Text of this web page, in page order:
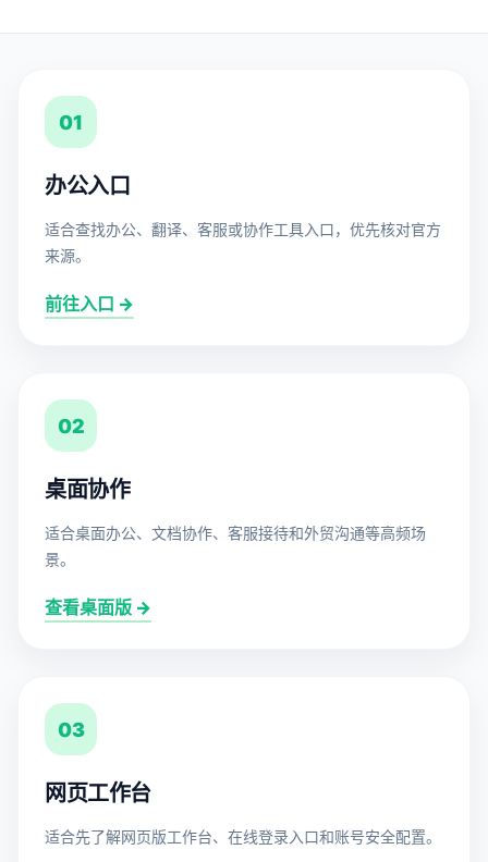
01
办公入口
适合查找办公、翻译、客服或协作工具入口，优先核对官方
来源。
前往入口 →
02
桌面协作
适合桌面办公、文档协作、客服接待和外贸沟通等高频场
景。
查看桌面版 →
03
网页工作台
适合先了解网页版工作台、在线登录入口和账号安全配置。